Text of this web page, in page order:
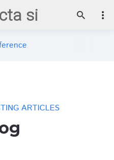
si search more_vert
ARTICLES